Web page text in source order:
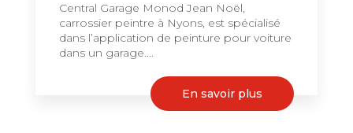
Central Garage Monod Jean Noël,
carrossier peintre à Nyons, est spécialisé
dans l’application de peinture pour voiture
dans un garage....
En savoir plus